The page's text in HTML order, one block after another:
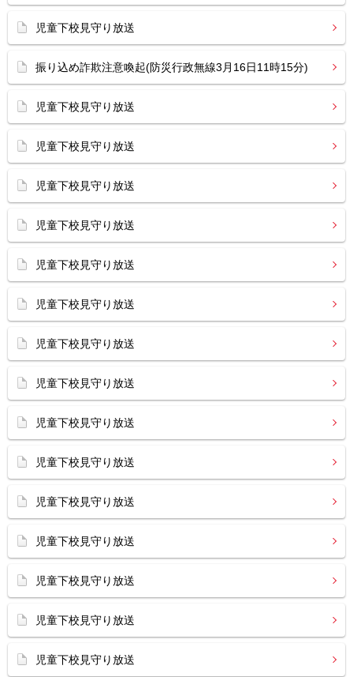
児童下校見守り放送
振り込め詐欺注意喚起(防災行政無線3月16日11時15分)
児童下校見守り放送
児童下校見守り放送
児童下校見守り放送
児童下校見守り放送
児童下校見守り放送
児童下校見守り放送
児童下校見守り放送
児童下校見守り放送
児童下校見守り放送
児童下校見守り放送
児童下校見守り放送
児童下校見守り放送
児童下校見守り放送
児童下校見守り放送
児童下校見守り放送